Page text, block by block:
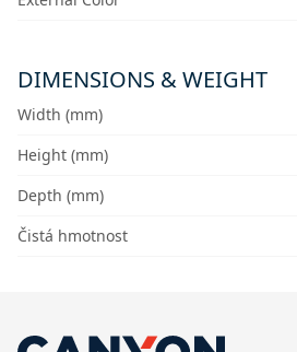
DIMENSIONS & WEIGHT
Width (mm)
Height (mm)
Depth (mm)
Čistá hmotnost